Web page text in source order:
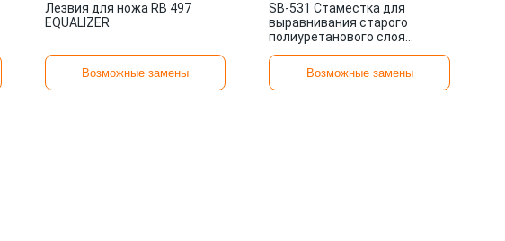
Лезвия для ножа RB 497
EQUALIZER
Возможные замены
SB-531 Стаместка для
выравнивания старого
полиуретанового слоя
Возможные замены